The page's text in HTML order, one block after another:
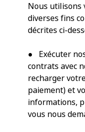
Nous utilisons
diverses fins
décrites ci-
● Exécuter
contrats avec
recharger
paiement) et
informations,
vous nous